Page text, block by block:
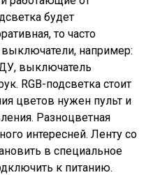
будет
то часто
например:
выключатель
RGB-подсветка стоит
цветов нужен пульт и
Разноцветная
интересней. Ленту со
в специальное
к питанию.